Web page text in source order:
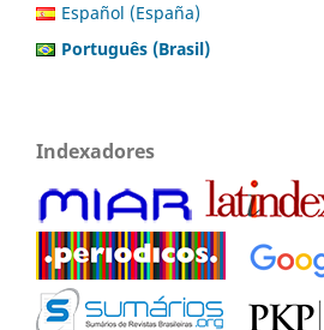
Español (España)
Português (Brasil)
Indexadores